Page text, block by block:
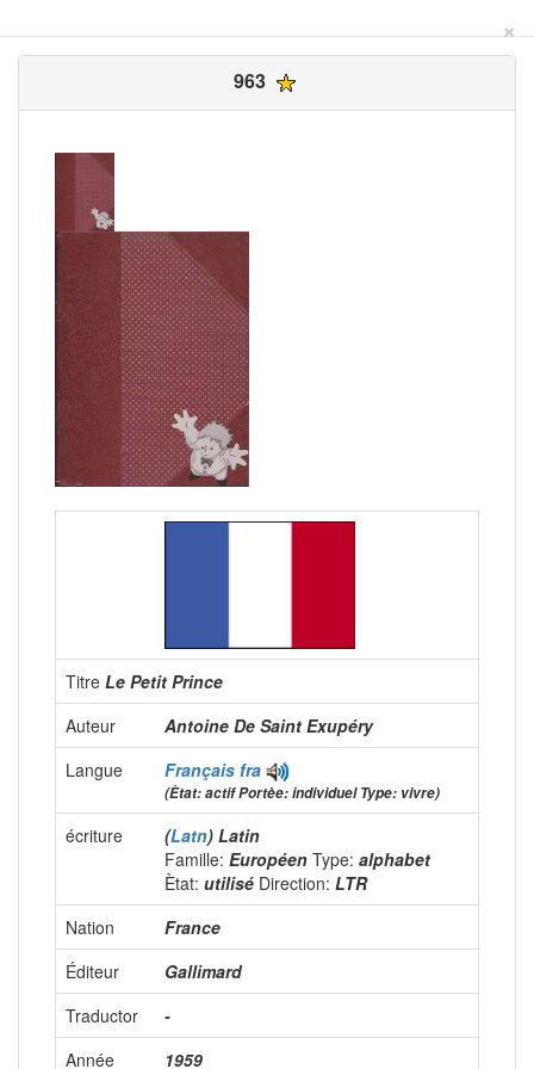
×
963
Titre Le Petit Prince
Auteur
Antoine De Saint Exupéry
Langue
Français fra
(Ètat: actif Portèe: individuel Type: vivre)
écriture (Latn) Latin
Famille: Européen Type: alphabet
Ètat: utilisé Direction: LTR
Nation
France
Éditeur
Gallimard
Traductor
-
Année
1959